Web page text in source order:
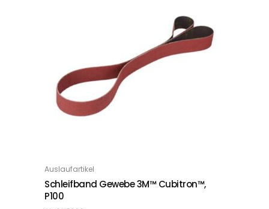
OPTIONS
Auslaufartikel
Schleifband Gewebe 3M™ Cubitron™,
P100